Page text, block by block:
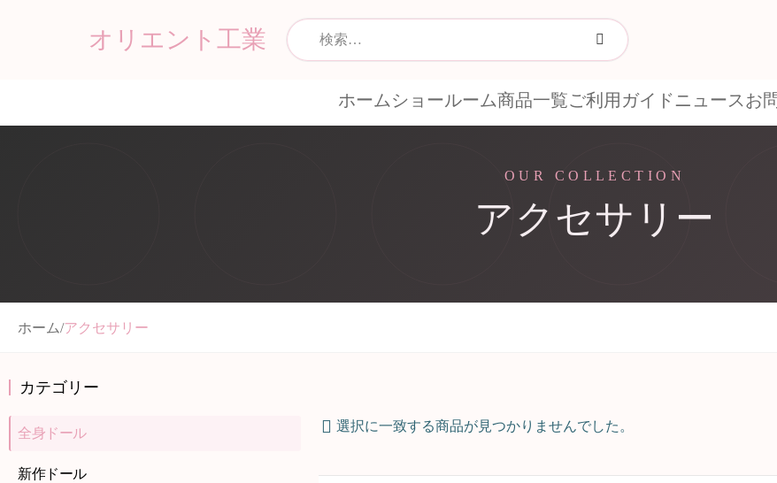
オリエント工業
ホームショールーム商品一覧ご利用ガイド ニュース お
OUR COLLECTION
アクセサリー
ホーム/アクセサリー
選択に一致する商品が見つかりませんでした。
カテゴリー
全身ドール
新作ドール